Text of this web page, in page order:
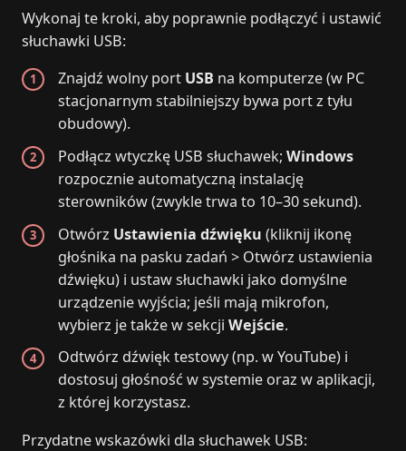
Wykonaj te kroki, aby poprawnie podłączyć i ustawić
słuchawki USB:
Znajdź wolny port USB na komputerze (w PC
stacjonarnym stabilniejszy bywa port z tyłu
obudowy).
Podłącz wtyczkę USB słuchawek;Windows
rozpocznie automatyczną instalację
sterowników (zwykle trwa to 10–30 sekund).
Otwórz Ustawienia dźwięku (kliknij ikonę
głośnika na pasku zadań > Otwórz ustawienia
dźwięku) i ustaw słuchawki jako domyślne
urządzenie wyjścia; jeśli mają mikrofon,
wybierz je także w sekcjiWejście.
Odtwórz dźwięk testowy (np. w YouTube) i
dostosuj głośność w systemie oraz w aplikacji,
z której korzystasz.
Przydatne wskazówki dla słuchawek USB: